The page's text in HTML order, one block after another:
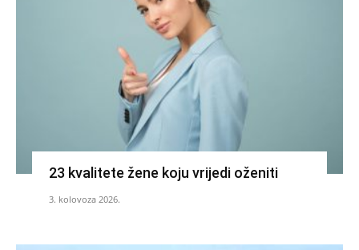
23 kvalitete žene koju vrijedi oženiti
3. kolovoza 2026.